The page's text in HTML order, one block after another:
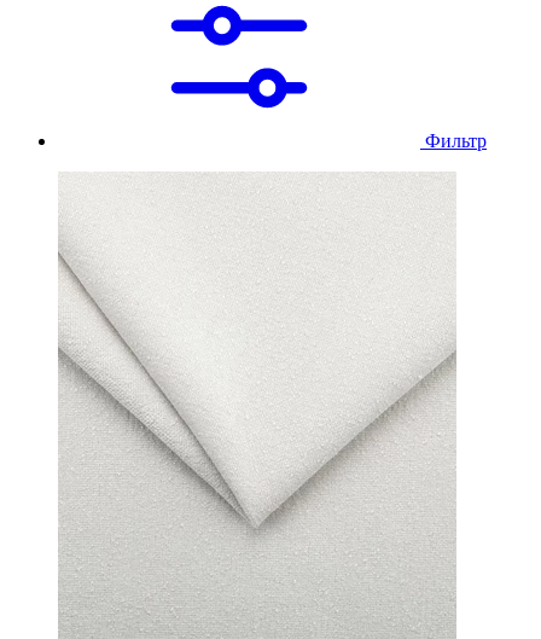
Фильтр